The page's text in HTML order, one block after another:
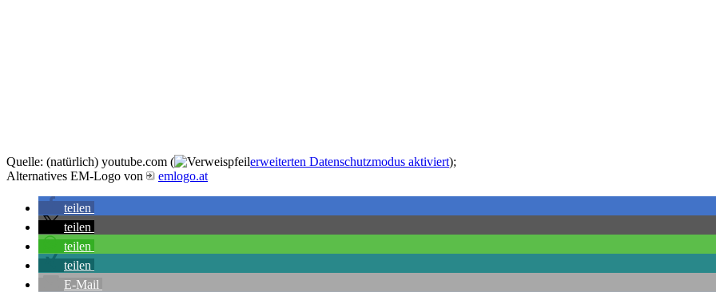
Quelle: (natürlich) youtube.com ( erweiterten Datenschutzmodus aktiviert);
Alternatives EM-Logo von
emlogo.at
teilen
teilen
teilen
teilen
E-Mail